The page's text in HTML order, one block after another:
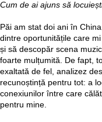
Cum de ai ajuns să
Păi am stat doi ani în
dintre oportunitățile care
și să descopăr scena
foarte mulțumită. De fapt,
exaltată de fel, analizez
recunoștință pentru tot: a
conexiunilor între care
pentru mine.